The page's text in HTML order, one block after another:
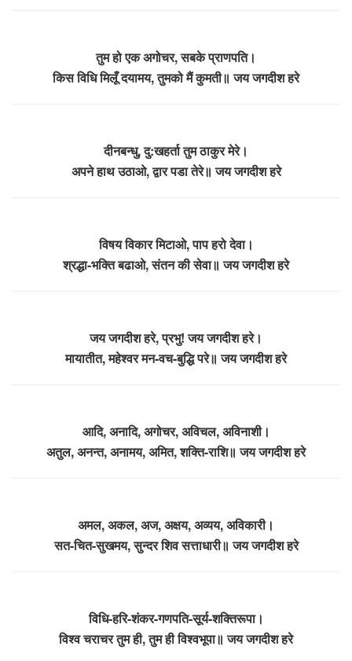
तुम हो एक अगोचर, सबके प्राणपति।
किस विधि मिलूँ दयामय, तुमको मैं कुमती॥ जय जगदीश हरे
दीनबन्धु, दु:खहर्ता तुम ठाकुर मेरे।
अपने हाथ उठाओ, द्वार पडा तेरे॥ जय जगदीश हरे
विषय विकार मिटाओ, पाप हरो देवा।
श्रद्धा-भक्ति बढाओ, संतन की सेवा॥ जय जगदीश हरे
जय जगदीश हरे, प्रभु! जय जगदीश हरे।
मायातीत, महेश्वर मन-वच-बुद्धि परे॥ जय जगदीश हरे
आदि, अनादि, अगोचर, अविचल, अविनाशी।
अतुल, अनन्त, अनामय, अमित, शक्ति-राशि॥ जय जगदीश हरे
अमल, अकल, अज, अक्षय, अव्यय, अविकारी।
सत-चित-सुखमय, सुन्दर शिव सत्ताधारी॥ जय जगदीश हरे
विधि-हरि-शंकर-गणपति-सूर्य-शक्तिरूपा।
विश्व चराचर तुम ही, तुम ही विश्वभूपा॥ जय जगदीश हरे